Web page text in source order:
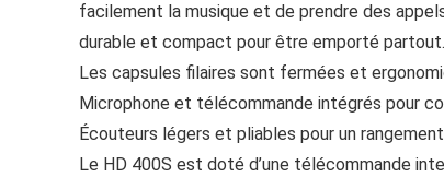
facilement la musique et de prendre des
durable et compact pour être emporté partout.
Les capsules filaires sont fermées et
Microphone et télécommande intégrés pour
Écouteurs légers et pliables pour un
Le HD 400S est doté d’une télécommande